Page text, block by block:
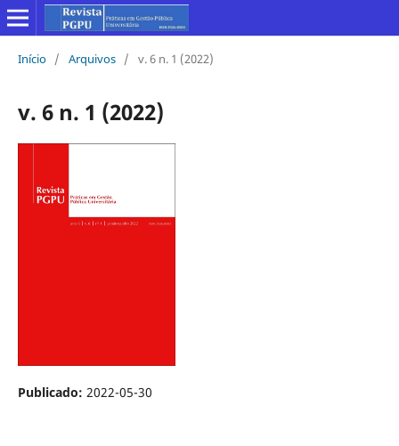
Início / Arquivos / v. 6 n. 1 (2022)
v. 6 n. 1 (2022)
Publicado: 2022-05-30